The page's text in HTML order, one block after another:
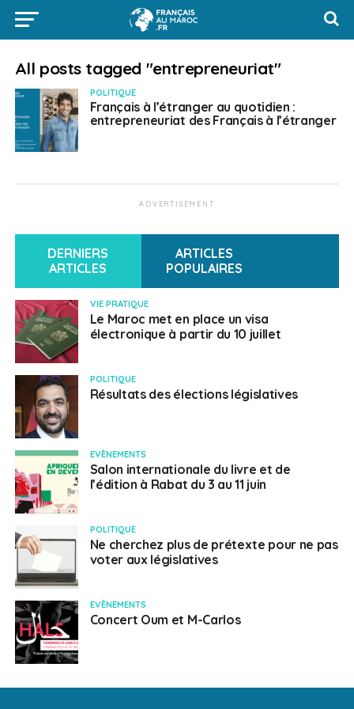
All posts tagged "entrepreneuriat"
POLITIQUE
Français à l’étranger au quotidien :
entrepreneuriat des Français à l’étranger
ADVERTISEMENT
DERNIERS
ARTICLES
ARTICLES
POPULAIRES
VIE PRATIQUE
Le Maroc met en place un visa
électronique à partir du 10 juillet
POLITIQUE
Résultats des élections législatives
EVÈNEMENTS
Salon internationale du livre et de
l’édition à Rabat du 3 au 11 juin
POLITIQUE
Ne cherchez plus de prétexte pour ne pas
voter aux législatives
EVÈNEMENTS
Concert Oum et M-Carlos